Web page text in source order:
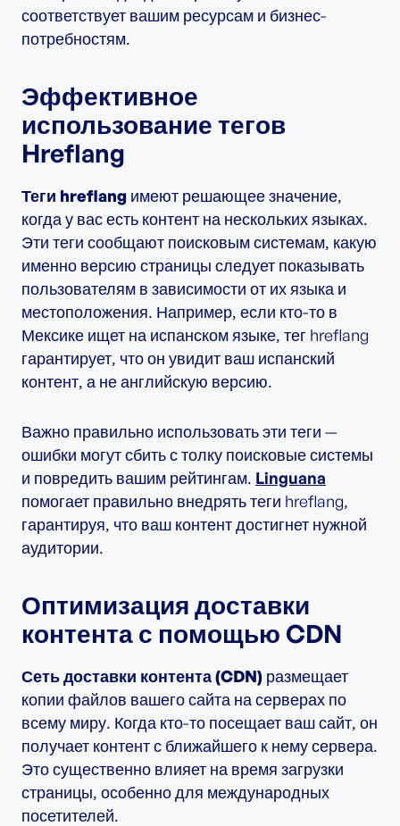
соответствует вашим ресурсам и бизнес-
потребностям.
Эффективное
использование тегов
Hreflang
Теги hreflang имеют решающее значение,
когда у вас есть контент на нескольких языках.
Эти теги сообщают поисковым системам, какую
именно версию страницы следует показывать
пользователям в зависимости от их языка и
местоположения. Например, если кто-то в
Мексике ищет на испанском языке, тег hreflang
гарантирует, что он увидит ваш испанский
контент, а не английскую версию.
Важно правильно использовать эти теги —
ошибки могут сбить с толку поисковые системы
и повредить вашим рейтингам. Linguana
помогает правильно внедрять теги hreflang,
гарантируя, что ваш контент достигнет нужной
аудитории.
Оптимизация доставки
контента с помощью CDN
Сеть доставки контента (CDN) размещает
копии файлов вашего сайта на серверах по
всему миру. Когда кто-то посещает ваш сайт, он
получает контент с ближайшего к нему сервера.
Это существенно влияет на время загрузки
страницы, особенно для международных
посетителей.